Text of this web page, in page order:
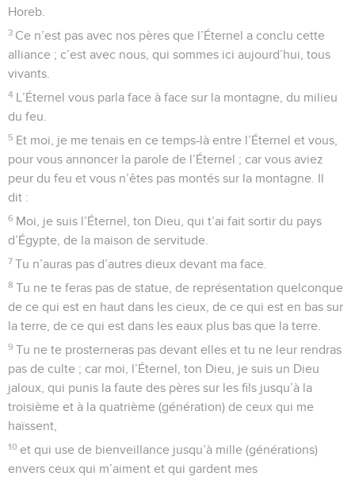
Horeb.
3 Ce n’est pas avec nos pères que l’Éternel a conclu cette
alliance ; c’est avec nous, qui sommes ici aujourd’hui, tous
vivants.
4 L’Éternel vous parla face à face sur la montagne, du milieu
du feu.
5 Et moi, je me tenais en ce temps-là entre l’Éternel et vous,
pour vous annoncer la parole de l’Éternel ; car vous aviez
peur du feu et vous n’êtes pas montés sur la montagne. Il
dit :
6 Moi, je suis l’Éternel, ton Dieu, qui t’ai fait sortir du pays
d’Égypte, de la maison de servitude.
7 Tu n’auras pas d’autres dieux devant ma face.
8 Tu ne te feras pas de statue, de représentation quelconque
de ce qui est en haut dans les cieux, de ce qui est en bas sur
la terre, de ce qui est dans les eaux plus bas que la terre.
9 Tu ne te prosterneras pas devant elles et tu ne leur rendras
pas de culte ; car moi, l’Éternel, ton Dieu, je suis un Dieu
jaloux, qui punis la faute des pères sur les fils jusqu’à la
troisième et à la quatrième (génération) de ceux qui me
haïssent,
10 et qui use de bienveillance jusqu’à mille (générations)
envers ceux qui m’aiment et qui gardent mes